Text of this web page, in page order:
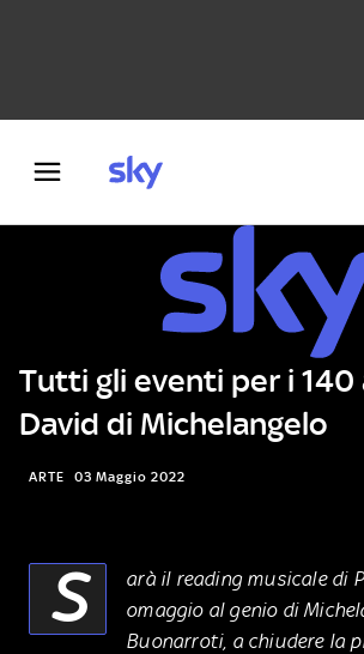
Tutti gli eventi per i 140
David di Michelangelo
ARTE 03 Maggio 2022
S
arà il reading musicale di
omaggio al genio di
Buonarroti, a chiudere la